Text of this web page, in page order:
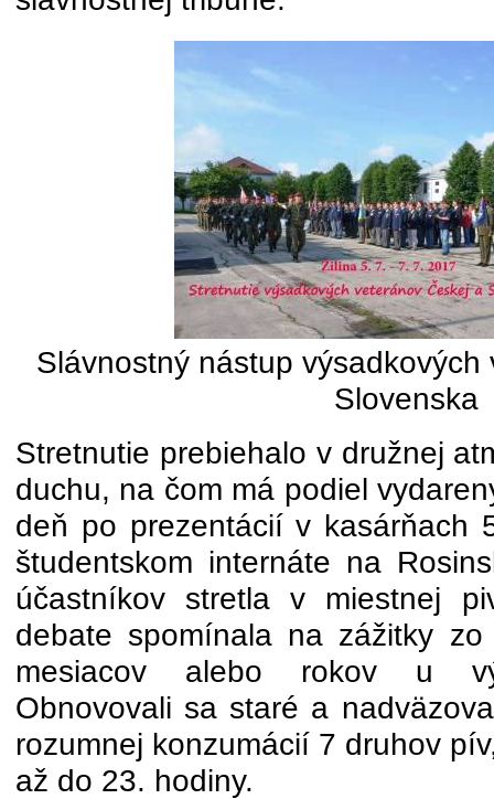
Slávnostný nástup
Slovenska
Stretnutie prebiehalo v družnej
duchu, na čom má podiel
deň po prezentácií v kasárňach
študentskom internáte na
účastníkov stretla v miestnej
debate spomínala na zážitky zo
mesiacov alebo rokov u
Obnovovali sa staré a
rozumnej konzumácií 7 druhov
až do 23. hodiny.